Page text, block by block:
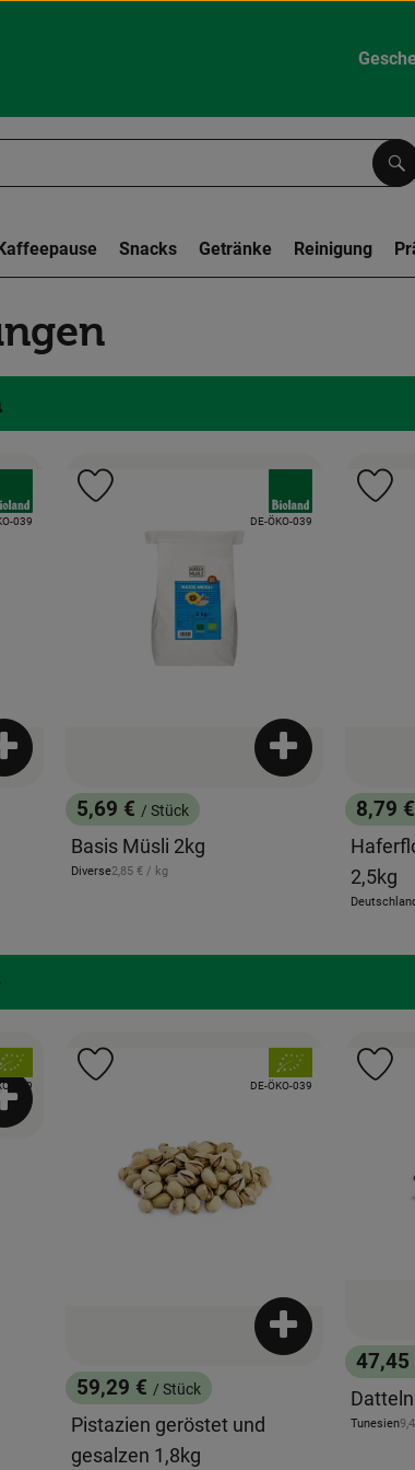
Snacks Getränke Reinigung
Produkt zum Warenkorb hinzufügen
039
hinzufügen
, Preis:
5,69 € / Stück
Basis Müsli 2kg
, Herkunft:
Diverse, Referenzpreis:
2,85 € / kg
Produkt zum
, Kontrollstelle:
DE-ÖKO-039
Produkt zu Favouriten hinzufügen
,
8,79 €
2,5kg
, Herkunft:
Produkt zum Warenkorb hinzufügen
039
hinzufügen
, Preis:
59,29 € / Stück
Pistazien geröstet und
gesalzen 1,8kg
Produkt zum
, Verband:
, Kontrollstelle:
DE-ÖKO-039
Produkt zu Favouriten hinzufügen
,
47,45
, Herkunft:
Tunesien,